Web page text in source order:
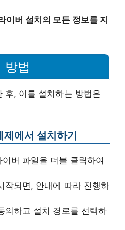
버 설치의 모든 정보를 지
방법
후, 이를 설치하는 방법은
에서 설치하기
버 파일을 더블 클릭하여
작되면, 안내에 따라 진행하
의하고 설치 경로를 선택하